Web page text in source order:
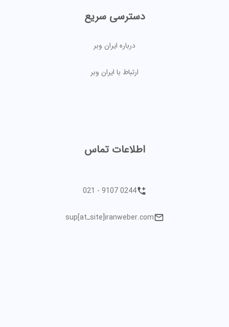
دسترسی سریع
درباره ایران وبر
ارتباط با ایران وبر
اطلاعات تماس
021 - 9107 0244
sup[atـsite]iranweber.com